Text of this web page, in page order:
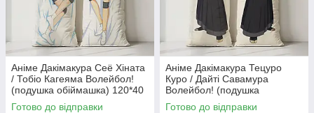
Аніме Дакімакура Сеё Хіната
/ Тобіо Кагеяма Волейбол!
(подушка обіймашка) 120*40
см
Готово до відправки
Аніме Дакімакура Тецуро
Куро / Дайті Савамура
Волейбол! (подушка
обіймашка) 120*40 см
Готово до відправки